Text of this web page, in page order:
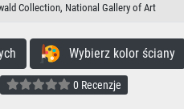
Collection, National Gallery of Art
Wybierz kolor ściany
0 Recenzje